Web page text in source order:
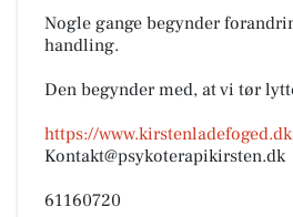
Nogle gange begynder
handling.
Den begynder med, at vi tør
https://www.kirstenladefoged.dk
Kontakt@psykoterapikirsten.dk
61160720